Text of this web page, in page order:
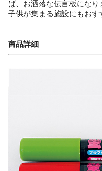
ば、お洒落な伝言板にな
子供が集まる施設にもおす
商品詳細